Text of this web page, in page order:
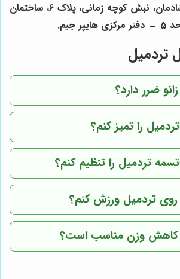
انقلاب، جنب مترو شادمان، نبش کوچه زمانی، پلاک 6، ساختمان
تردمیل
ضرر دارد؟
را تمیز کنم؟
تردمیل را تنظیم کنم؟
تردمیل ورزش کنم؟
کاهش وزن مناسب است؟